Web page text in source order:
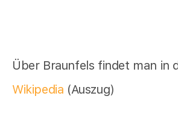
Über Braunfels findet man in
Wikipedia (Auszug)